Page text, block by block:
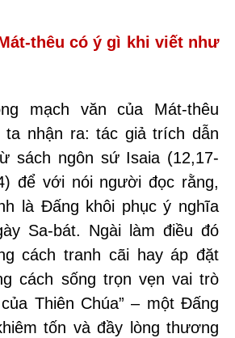
thêu có ý gì khi viết như
mạch văn của Mát-thêu
ta nhận ra: tác giả trích dẫn
sách ngôn sứ Isaia (12,17-
) để với nói người đọc rằng,
là Đấng khôi phục ý nghĩa
Sa-bát. Ngài làm điều đó
cách tranh cãi hay áp đặt
cách sống trọn vẹn vai trò
Thiên Chúa” – một Đấng
tốn và đầy lòng thương